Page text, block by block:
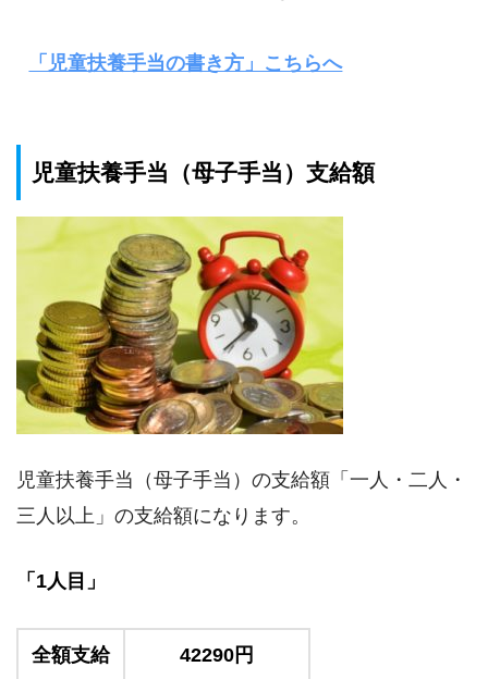
「児童扶養手当の書き方」こちらへ
児童扶養手当（母子手当）支給額
児童扶養手当（母子手当）の支給額「一人・二人・
三人以上」の支給額になります。
「1人目」
全額支給 42290円